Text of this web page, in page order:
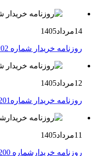
14مرداد1405
روزنامه خریدار شماره 2202
12مرداد1405
روزنامه خریدار شماره2201
11مرداد1405
روزنامه خریدارشماره 2200